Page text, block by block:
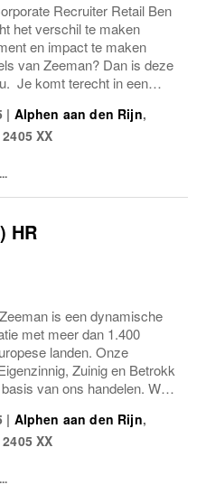
Recruiter Retail Ben
het verschil te maken
en impact te maken
van Zeeman? Dan is deze
Je komt terecht in een
Lead. Binnen het
| Alphen aan den Rijn,
2405 XX
HR
is een dynamische
met meer dan 1.400
landen. Onze
Zuinig en Betrokk
van ons handelen. We
een werkomgeving waar
| Alphen aan den Rijn,
2405 XX